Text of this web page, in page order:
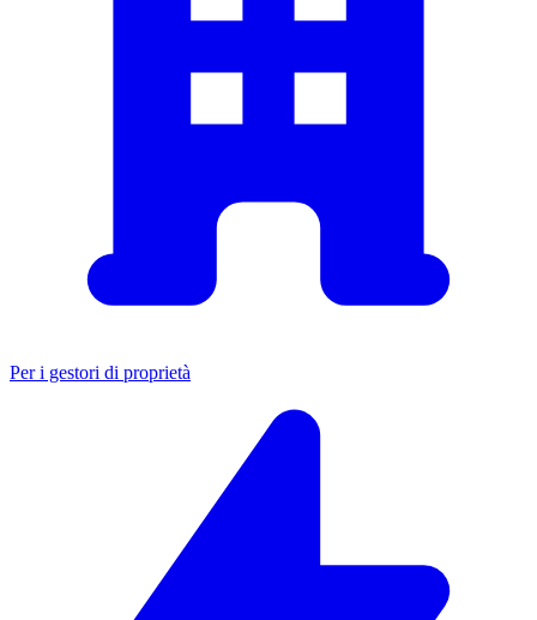
Per i gestori di proprietà